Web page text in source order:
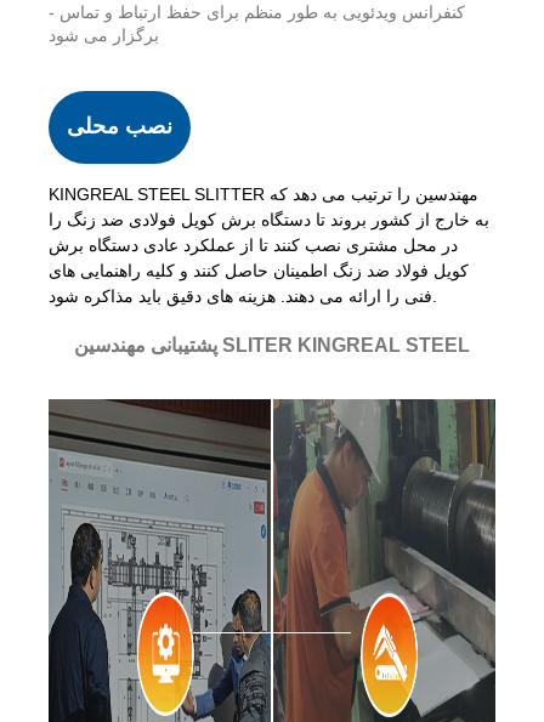
- کنفرانس ویدئویی به طور منظم برای حفظ ارتباط و تماس
برگزار می شود
نصب محلی
KINGREAL STEEL SLITTER مهندسین را ترتیب می دهد که
به خارج از کشور بروند تا دستگاه برش کویل فولادی ضد زنگ را
در محل مشتری نصب کنند تا از عملکرد عادی دستگاه برش
کویل فولاد ضد زنگ اطمینان حاصل کنند و کلیه راهنمایی های
پشتیبانی مهندسین SLITER KINGREAL STEEL